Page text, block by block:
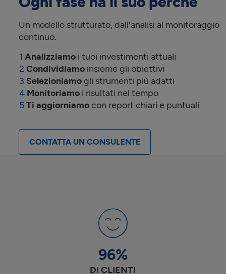
Un modello strutturato, dall'analisi al monitoraggio
continuo.
Analizziamo i tuoi investimenti attuali
Condividiamo insieme gli obiettivi
Selezioniamogli strumenti più adatti
Monitoriamo i risultati nel tempo
Ti aggiorniamocon report chiari e puntuali
CONTATTA UN CONSULENTE
96%
DI CLIENTI